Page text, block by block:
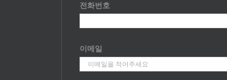
전화번호
이메일